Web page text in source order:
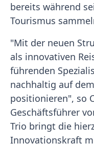
bereits während
Tourismus
"Mit der neuen
als innovativen
führenden
nachhaltig auf
positionieren", so
Geschäftsführer
Trio bringt die
Innovationskraft